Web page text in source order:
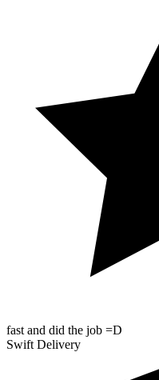
fast and did the job =D
Swift Delivery